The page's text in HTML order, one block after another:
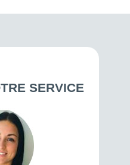
SERVICE